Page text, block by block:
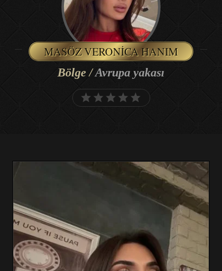
MASÖZ VERONICA HANIM
Bölge /Avrupa yakası